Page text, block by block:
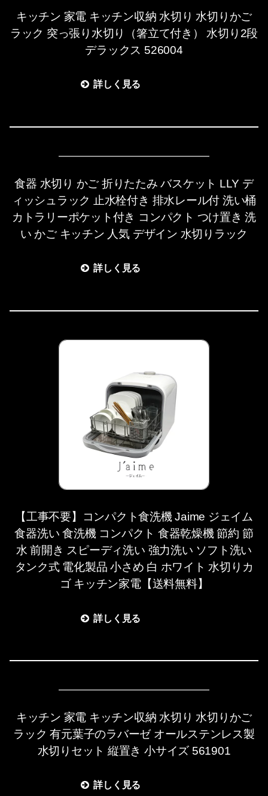
キッチン 家電 キッチン収納 水切り 水切りかご
ラック 突っ張り水切り（箸立て付き） 水切り2段
デラックス 526004
詳しく見る
食器 水切り かご 折りたたみ バスケット LLY デ
ィッシュラック 止水栓付き 排水レール付 洗い桶
カトラリーポケット付き コンパクト つけ置き 洗
い かご キッチン 人気 デザイン 水切りラック
詳しく見る
【工事不要】コンパクト食洗機 Jaime ジェイム
食器洗い 食洗機 コンパクト 食器乾燥機 節約 節
水 前開き スピーディ洗い 強力洗い ソフト洗い
タンク式 電化製品 小さめ 白 ホワイト 水切りカ
ゴ キッチン家電【送料無料】
詳しく見る
キッチン 家電 キッチン収納 水切り 水切りかご
ラック 有元葉子のラバーゼ オールステンレス製
水切りセット 縦置き 小サイズ 561901
詳しく見る